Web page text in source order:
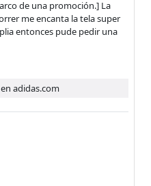
de una promoción.] La
me encanta la tela super
entonces pude pedir una
adidas.com